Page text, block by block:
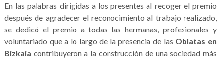
En las palabras dirigidas a los presentes al recoger el premio
después de agradecer el reconocimiento al trabajo realizado,
se dedicó el premio a todas las hermanas, profesionales y
voluntariado que a lo largo de la presencia de las Oblatas en
Bizkaia contribuyeron a la construcción de una sociedad más